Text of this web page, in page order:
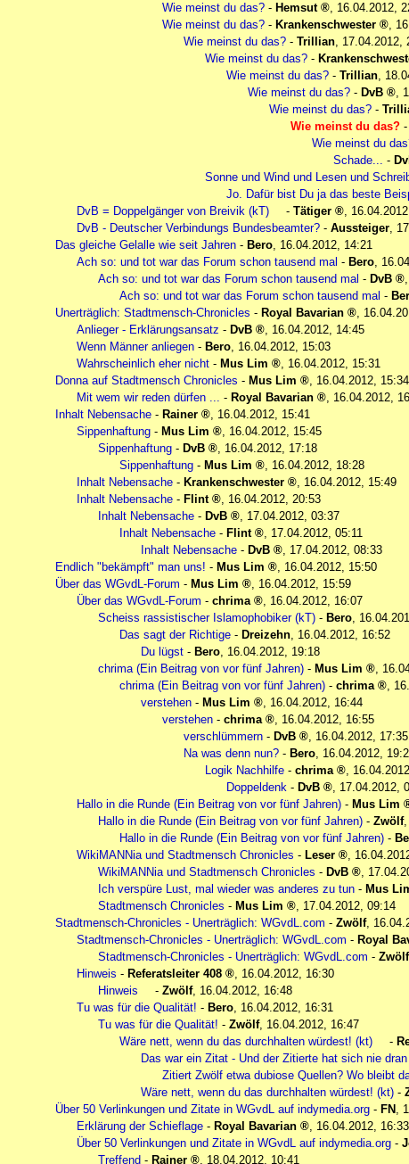
Wie meinst du das? - Hemsut , 16.04.2012,
Wie meinst du das? - Krankenschwester ,
Wie meinst du das? - Trillian, 17.04.2012,
Wie meinst du das? -
Wie meinst du das? - Trillian,
Wie meinst du das? - DvB ,
Wie meinst du das? -
Wie meinst du das? -
Wie meinst du
Schade... -
Sonne und Wind und Lesen und
Jo. Dafür bist Du ja das beste
DvB = Doppelgänger von Breivik (kT)
- Tätiger ,
DvB - Deutscher Verbindungs Bundesbeamter? - Aussteiger,
Das gleiche Gelalle wie seit Jahren - Bero, 16.04.2012, 14:21
Ach so: und tot war das Forum schon tausend mal - Bero,
Ach so: und tot war das Forum schon tausend mal - DvB ,
Ach so: und tot war das Forum schon tausend mal -
Unerträglich: Stadtmensch-Chronicles - Royal Bavarian ,
Anlieger - Erklärungsansatz - DvB , 16.04.2012, 14:45
Wenn Männer anliegen - Bero, 16.04.2012, 15:03
Wahrscheinlich eher nicht - Mus Lim , 16.04.2012, 15:31
Donna auf Stadtmensch Chronicles - Mus Lim , 16.04.2012, 15:34
Mit wem wir reden dürfen ... - Royal Bavarian , 16.04.2012,
Inhalt Nebensache - Rainer , 16.04.2012, 15:41
Sippenhaftung - Mus Lim , 16.04.2012, 15:45
Sippenhaftung - DvB , 16.04.2012, 17:18
Sippenhaftung - Mus Lim , 16.04.2012, 18:28
Inhalt Nebensache - Krankenschwester , 16.04.2012, 15:49
Inhalt Nebensache - Flint , 16.04.2012, 20:53
Inhalt Nebensache - DvB , 17.04.2012, 03:37
Inhalt Nebensache - Flint , 17.04.2012, 05:11
Inhalt Nebensache - DvB , 17.04.2012, 08:33
Endlich "bekämpft" man uns! - Mus Lim , 16.04.2012, 15:50
Über das WGvdL-Forum - Mus Lim , 16.04.2012, 15:59
Über das WGvdL-Forum - chrima , 16.04.2012, 16:07
Scheiss rassistischer Islamophobiker (kT) - Bero,
Das sagt der Richtige - Dreizehn, 16.04.2012, 16:52
Du lügst - Bero, 16.04.2012, 19:18
chrima (Ein Beitrag von vor fünf Jahren) - Mus Lim ,
chrima (Ein Beitrag von vor fünf Jahren) - chrima ,
verstehen - Mus Lim , 16.04.2012, 16:44
verstehen - chrima , 16.04.2012, 16:55
verschlümmern - DvB , 16.04.2012, 17:35
Na was denn nun? - Bero, 16.04.2012,
Logik Nachhilfe - chrima ,
Doppeldenk - DvB , 17.04.2012,
Hallo in die Runde (Ein Beitrag von vor fünf Jahren) - Mus Lim
Hallo in die Runde (Ein Beitrag von vor fünf Jahren) - Zwölf,
Hallo in die Runde (Ein Beitrag von vor fünf Jahren) -
WikiMANNia und Stadtmensch Chronicles - Leser ,
WikiMANNia und Stadtmensch Chronicles - DvB ,
Ich verspüre Lust, mal wieder was anderes zu tun - Mus
Stadtmensch Chronicles - Mus Lim , 17.04.2012, 09:14
Stadtmensch-Chronicles - Unerträglich: WGvdL.com - Zwölf,
Stadtmensch-Chronicles - Unerträglich: WGvdL.com - Royal
Stadtmensch-Chronicles - Unerträglich: WGvdL.com - Zwölf
Hinweis - Referatsleiter 408 , 16.04.2012, 16:30
Hinweis
- Zwölf, 16.04.2012, 16:48
Tu was für die Qualität! - Bero, 16.04.2012, 16:31
Tu was für die Qualität! - Zwölf, 16.04.2012, 16:47
Wäre nett, wenn du das durchhalten würdest! (kt)
-
Das war ein Zitat - Und der Zitierte hat sich nie
Zitiert Zwölf etwa dubiose Quellen? Wo bleibt
Wäre nett, wenn du das durchhalten würdest! (kt) -
Über 50 Verlinkungen und Zitate in WGvdL auf indymedia.org - FN ,
Erklärung der Schieflage - Royal Bavarian , 16.04.2012, 16:33
Über 50 Verlinkungen und Zitate in WGvdL auf indymedia.org -
Treffend - Rainer , 18.04.2012, 10:41